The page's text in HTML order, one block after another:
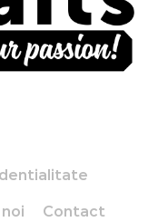
Contact